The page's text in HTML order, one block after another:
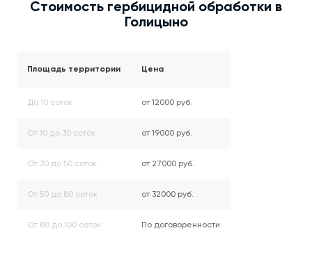
Стоимость гербицидной обработки в
Голицыно
Площадь территории Цена
До 10 соток от 12000 руб.
От 10 до 30 соток от 19000 руб.
От 30 до 50 соток от 27000 руб.
От 50 до 80 соток от 32000 руб.
От 80 до 100 соток По договоренности